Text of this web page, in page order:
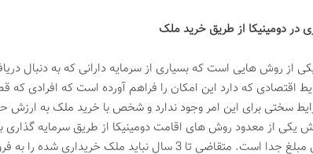
در دومینیکا از طریق خرید ملک
از روش هایی است که بسیاری از سرمایه دارانی که به دنبال
اقتصادی که دارد این امکان را فراهم آورده است که افرادی که
یکی از معدود روش های اقامت دومینیکا از طریق سرمایه گذاری